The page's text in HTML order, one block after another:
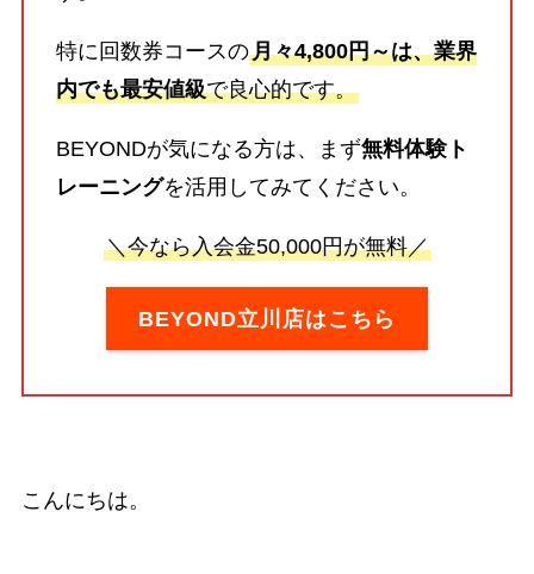
特に回数券コースの月々4,800円～は、業界
内でも最安値級で良心的です。
BEYONDが気になる方は、まず無料体験ト
レーニングを活用してみてください。
＼今なら入会金50,000円が無料／
BEYOND立川店はこちら
こんにちは。